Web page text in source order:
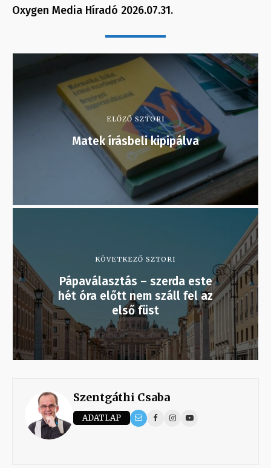
Oxygen Media Híradó 2026.07.31.
ELŐZŐ SZTORI
Matek írásbeli kipipálva
KÖVETKEZŐ SZTORI
Pápaválasztás – szerda este
hét óra előtt nem száll fel az
első füst
Szentgáthi Csaba
ADATLAP